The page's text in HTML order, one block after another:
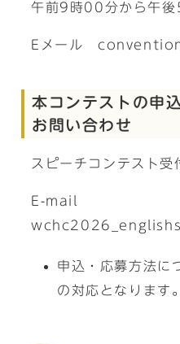
午前9時00分から午後
Eメール
本コンテストの申
お問い合わせ
スピーチコンテスト受
E-mail
申込・応募方法に
の対応となります。